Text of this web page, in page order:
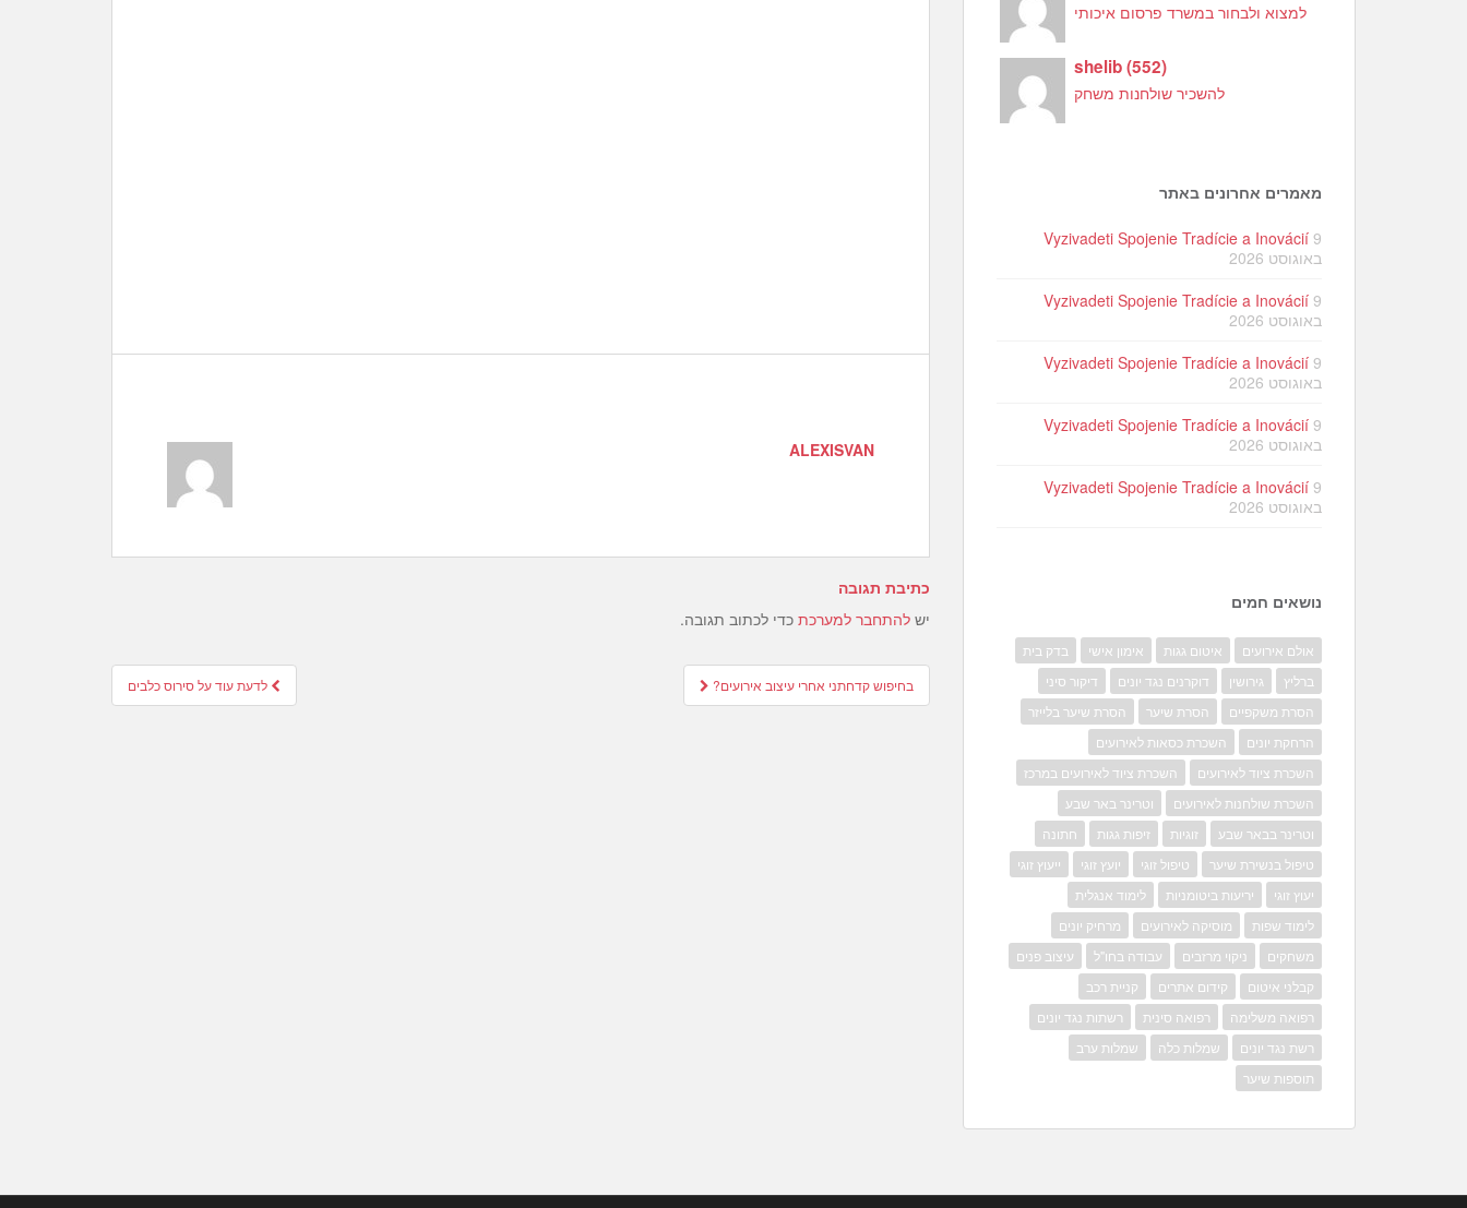
ALEXISVAN
כתיבת תגובה
יש להתחבר למערכת כדי לכתוב תגובה.
Post
navigation
לדעת עוד על סירוס כלבים בחיפוש קדחתני אחרי עיצוב אירועים?
למצוא ולבחור במשרד פרסום איכותי
shelib(552)
להשכיר שולחנות משחק
מאמרים אחרונים באתר
Vyzivadeti Spojenie Tradície a Inovácií 9
באוגוסט 2026
Vyzivadeti Spojenie Tradície a Inovácií 9
באוגוסט 2026
Vyzivadeti Spojenie Tradície a Inovácií 9
באוגוסט 2026
Vyzivadeti Spojenie Tradície a Inovácií 9
באוגוסט 2026
Vyzivadeti Spojenie Tradície a Inovácií 9
באוגוסט 2026
נושאים חמים
אולם אירועים איטום גגות אימון אישי
בדק בית
ברליץ
גירושין דוקרנים נגד יונים
דיקור סיני
הסרת משקפיים
הסרת שיער
הסרת שיער בלייזר
הרחקת יונים
השכרת כסאות לאירועים
השכרת ציוד לאירועים
השכרת ציוד לאירועים במרכז
השכרת שולחנות לאירועים
וטרינר באר שבע
וטרינר בבאר שבע
זוגיות זיפות גגות
חתונה
טיפול בנשירת שיער
טיפול זוגי יועץ זוגי
ייעוץ זוגי
יעוץ זוגי
יריעות ביטומניות
לימוד אנגלית
לימוד שפות
מוסיקה לאירועים
מרחיק יונים
משחקים
ניקוי מרזבים עבודה בחו"ל
עיצוב פנים
קבלני איטום
קידום אתרים
קניית רכב
רפואה משלימה
רפואה סינית
רשתות נגד יונים
רשת נגד יונים
שמלות כלה
שמלות ערב
תוספות שיער